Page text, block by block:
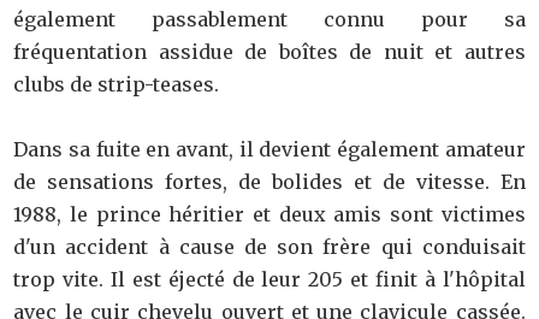
également passablement connu pour sa
fréquentation assidue de boîtes de nuit et autres
clubs de strip-teases.
Dans sa fuite en avant, il devient également amateur
de sensations fortes, de bolides et de vitesse. En
1988, le prince héritier et deux amis sont victimes
d'un accident à cause de son frère qui conduisait
trop vite. Il est éjecté de leur 205 et finit à l'hôpital
avec le cuir chevelu ouvert et une clavicule cassée.